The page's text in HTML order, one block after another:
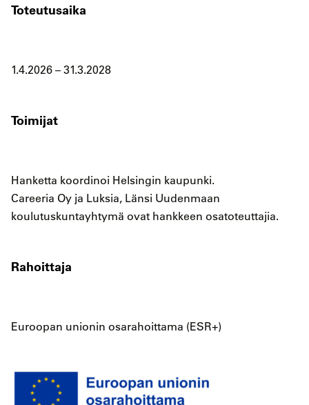
Toteutusaika
1.4.2026 – 31.3.2028
Toimijat
Hanketta koordinoi Helsingin kaupunki.
Careeria Oy ja Luksia, Länsi Uudenmaan
koulutuskuntayhtymä ovat hankkeen osatoteuttajia.
Rahoittaja
Euroopan unionin osarahoittama (ESR+)